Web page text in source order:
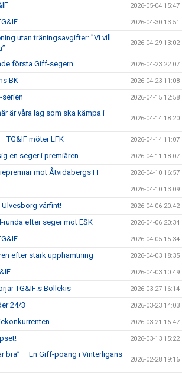
2026-05-04 15:47
2026-04-30 13:51
utan träningsavgifter: ”Vi vill
2026-04-29 13:02
första Giff-segern 2026-04-23 22:07
BK 2026-04-23 11:08
serien 2026-04-15 12:58
är våra lag som ska kämpa i
2026-04-14 18:20
TG&IF möter LFK 2026-04-14 11:07
en seger i premiären 2026-04-11 18:07
mot Åtvidabergs FF 2026-04-10 16:57
2026-04-10 13:09
vårfint! 2026-04-06 20:42
efter seger mot ESK 2026-04-06 20:34
2026-04-05 15:34
efter stark upphämtning 2026-04-03 18:35
2026-04-03 10:49
TG&IF:s Bollekis 2026-03-27 16:14
24/3 2026-03-23 14:03
2026-03-21 16:47
2026-03-13 15:22
bra” – En Giff-poäng i Vinterligans
2026-02-28 19:16